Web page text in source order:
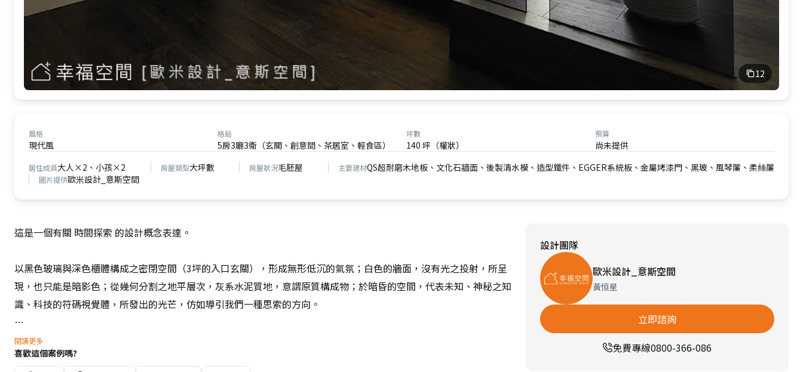
12
風格
現代風
格局
5房3廳3衛（玄關、創意間、茶居室、輕食區）
坪數
140 坪（權狀）
預算
尚未提供
居住成員大人×2、小孩×2 房屋類型大坪數 房屋狀況毛胚屋 主要建材QS超耐磨木地板、文化石牆面、後製清水模、造型鐵件、EGGER系統板、金屬烤漆門、黑玻、風琴簾、柔絲簾
圖片提供歐米設計_意斯空間
這是一個有關 時間探索 的設計概念表達。
以黑色玻璃與深色櫃體構成之密閉空間（3坪的入口玄關），形成無形低沉的氣氛；白色的牆面，沒有光之投射，所呈
現，也只能是暗影色；從幾何分割之地平層次，灰系水泥質地，意謂原質構成物；於暗昏的空間，代表未知、神秘之知
識、科技的符碼視覺體，所發出的光芒，仿如導引我們一種思索的方向。
「時間」在萬物中穿梭，一直無聲的細述未來和遠古之來由，或從探索「時間起源」本身，可體悟生命和宇宙的關係。
閱讀更多
喜歡這個案例嗎?
設計團隊
歐米設計_意斯空間
黃恒星
立即諮詢
免費專線0800-366-086